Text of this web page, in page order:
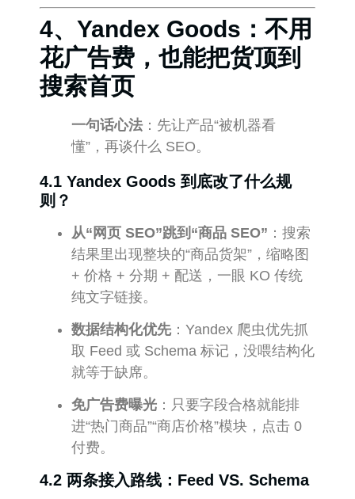
4、Yandex Goods：不用
花广告费，也能把货顶到
搜索首页
一句话心法 ：先让产品“被机器看
懂”，再谈什么 SEO。
4.1 Yandex Goods 到底改了什么规
则？
从“网页 SEO”跳到“商品 SEO” ：搜索
结果里出现整块的“商品货架”，缩略图
+ 价格 + 分期 + 配送，一眼 KO 传统
纯文字链接。
数据结构化优先：Yandex 爬虫优先抓
取 Feed 或 Schema 标记，没喂结构化
就等于缺席。
免广告费曝光 ：只要字段合格就能排
进“热门商品”“商店价格”模块，点击 0
付费。
4.2 两条接入路线：Feed VS. Schema